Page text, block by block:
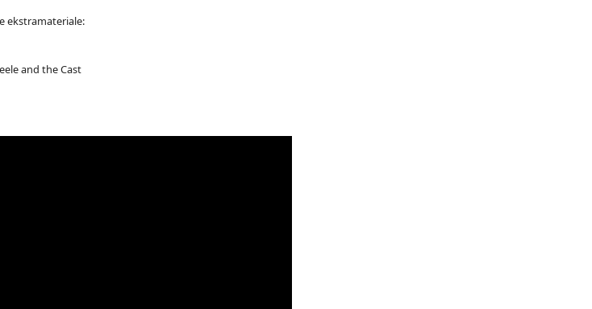
ekstramateriale:
and the Cast